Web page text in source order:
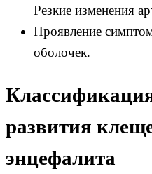
Резкие изменения
Проявление
оболочек.
развития
энцефалита